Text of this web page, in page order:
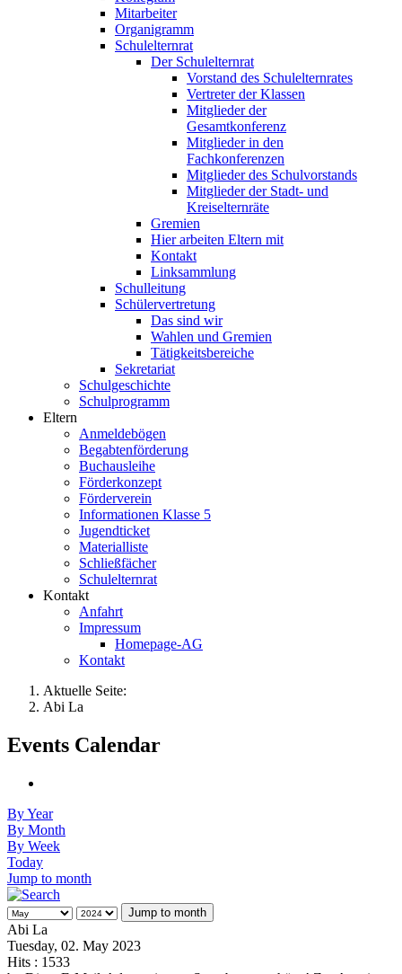
Mitarbeiter
Organigramm
Schulelternrat
Der Schulelternrat
Vorstand des Schulelternrates
Vertreter der Klassen
Mitglieder der
Gesamtkonferenz
Mitglieder in den
Fachkonferenzen
Mitglieder des Schulvorstands
Mitglieder der Stadt- und
Kreiselternräte
Gremien
Hier arbeiten Eltern mit
Kontakt
Linksammlung
Schulleitung
Schülervertretung
Das sind wir
Wahlen und Gremien
Tätigkeitsbereiche
Sekretariat
Schulgeschichte
Schulprogramm
Eltern
Anmeldebögen
Begabtenförderung
Buchausleihe
Förderkonzept
Förderverein
Informationen Klasse 5
Jugendticket
Materialliste
Schließfächer
Schulelternrat
Kontakt
Anfahrt
Impressum
Homepage-AG
Kontakt
Aktuelle Seite:
Abi La
Events Calendar
By Year
By Month
By Week
Today
Jump to month
Jump to month
Abi La
Tuesday, 02. May 2023
Hits : 1533